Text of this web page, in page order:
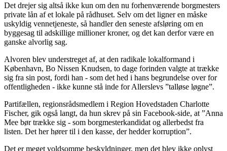
Det drejer sig altså ikke kun om den nu forhenværende borgmesters
private lån af et lokale på rådhuset. Selv om det ligner en måske
uskyldig vennetjeneste, så handler den seneste afsløring om en
byggesag til adskillige millioner kroner, og det kan derfor være en
ganske alvorlig sag.
Alvoren blev understreget af, at den radikale lokalformand i
København, Bo Nissen Knudsen, to dage forinden valgte at trække
sig fra sin post, fordi han - som det hed i hans begrundelse over for
offentligheden - ikke kunne stå inde for Allerslevs ”talløse løgne”.
Partifællen, regionsrådsmedlem i Region Hovedstaden Charlotte
Fischer, gik også langt, da hun skrev på sin Facebook-side, at ”Anna
Mee bør trække sig - som borgmesterkandidat og allerbedst fra
listen. Det her hører til i den kasse, der hedder korruption”.
Det er meget voldsomme beskyldninger, men det blev ikke oplyst